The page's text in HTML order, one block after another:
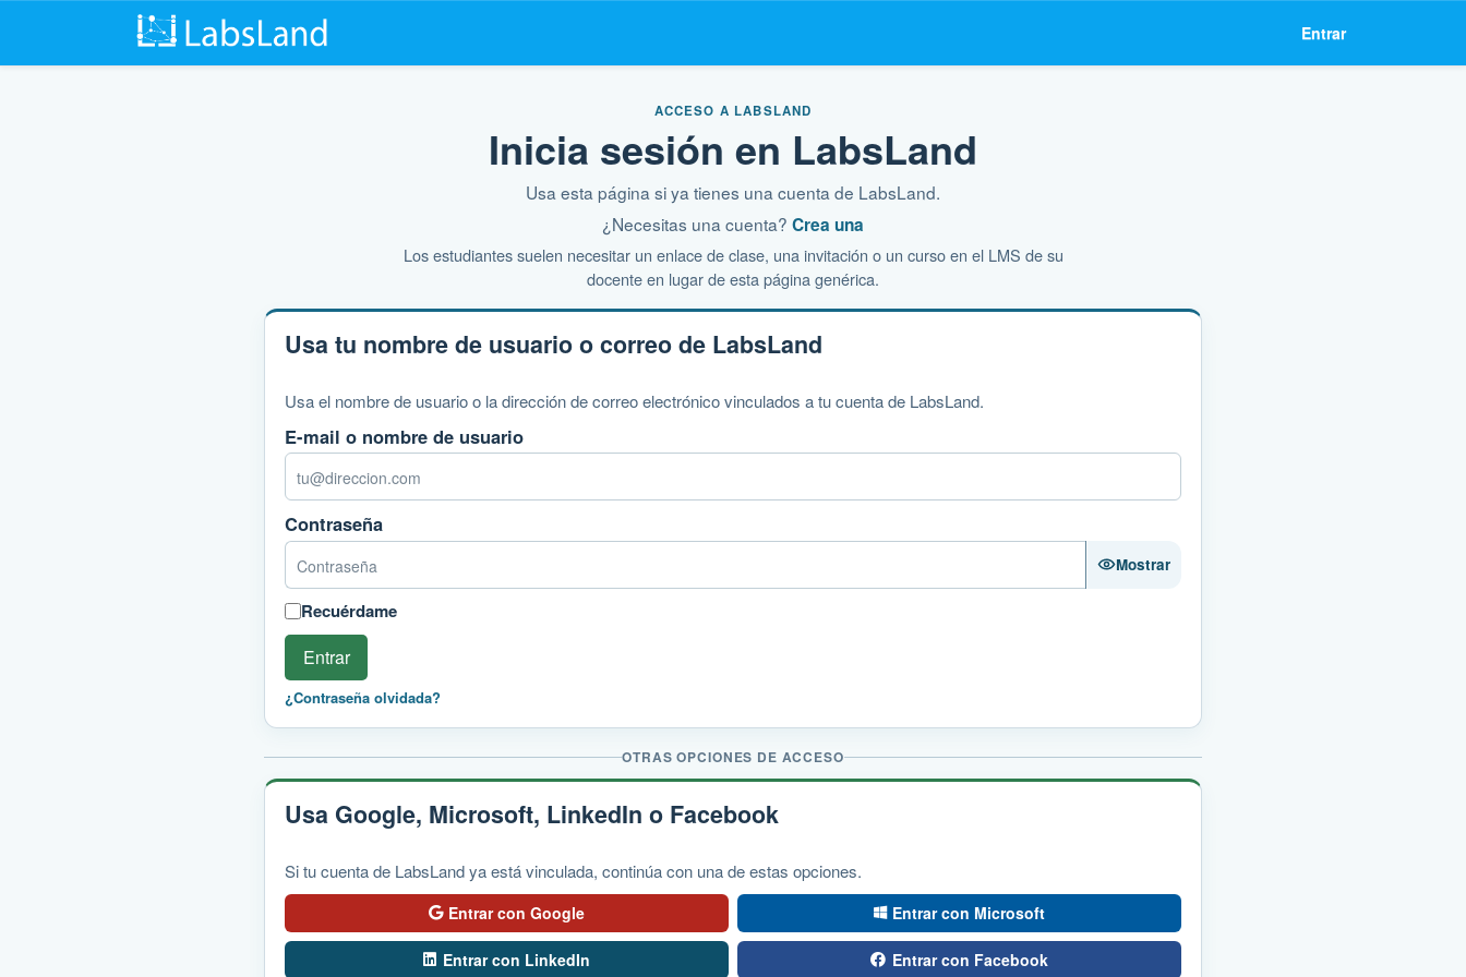
Entrar
ACCESO A LABSLAND
Inicia sesión en LabsLand
Usa esta página si ya tienes una cuenta de LabsLand.
¿Necesitas una cuenta? Crea una
Los estudiantes suelen necesitar un enlace de clase, una invitación o un curso en el LMS de su
docente en lugar de esta página genérica.
Usa tu nombre de usuario o correo de LabsLand
Usa el nombre de usuario o la dirección de correo electrónico vinculados a tu cuenta de LabsLand.
E-mail o nombre de usuario
Contraseña
Mostrar
Recuérdame
Entrar
¿Contraseña olvidada?
OTRAS OPCIONES DE ACCESO
Usa Google, Microsoft, LinkedIn o Facebook
Si tu cuenta de LabsLand ya está vinculada, continúa con una de estas opciones.
Entrar con Google Entrar con Microsoft
Entrar con LinkedIn Entrar con Facebook